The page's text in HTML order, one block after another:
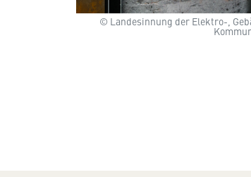
© Landesinnung der Elektro-,